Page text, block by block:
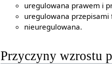
uregulowana prawem i
uregulowana przepisami
nieuregulowana.
Przyczyny wzrostu